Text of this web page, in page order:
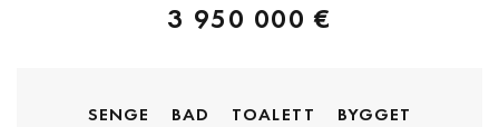
3 950 000 €
SENGE
BAD
TOALETT
BYGGET